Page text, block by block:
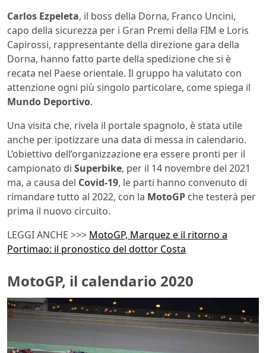
Carlos Ezpeleta, il boss della Dorna, Franco Uncini,
capo della sicurezza per i Gran Premi della FIM e Loris
Capirossi, rappresentante della direzione gara della
Dorna, hanno fatto parte della spedizione che si è
recata nel Paese orientale. Il gruppo ha valutato con
attenzione ogni più singolo particolare, come spiega il
Mundo Deportivo.
Una visita che, rivela il portale spagnolo, è stata utile
anche per ipotizzare una data di messa in calendario.
L’obiettivo dell’organizzazione era essere pronti per il
campionato di Superbike, per il 14 novembre del 2021
ma, a causa del Covid-19, le parti hanno convenuto di
rimandare tutto al 2022, con la MotoGP che testerà per
prima il nuovo circuito.
LEGGI ANCHE >>> MotoGP, Marquez e il ritorno a
Portimao: il pronostico del dottor Costa
MotoGP, il calendario 2020